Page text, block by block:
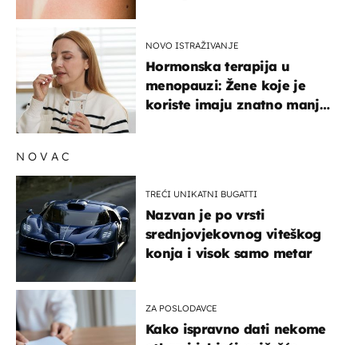
NOVO ISTRAŽIVANJE
Hormonska terapija u
menopauzi: Žene koje je
koriste imaju znatno manji
NOVAC
TREĆI UNIKATNI BUGATTI
Nazvan je po vrsti
srednjovjekovnog viteškog
konja i visok samo metar
ZA POSLODAVCE
Kako ispravno dati nekome